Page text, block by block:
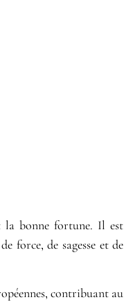
la bonne fortune. Il est
force, de sagesse et de
contribuant au